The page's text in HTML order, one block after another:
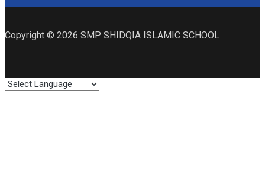
Copyright © 2026 SMP SHIDQIA ISLAMIC SCHOOL